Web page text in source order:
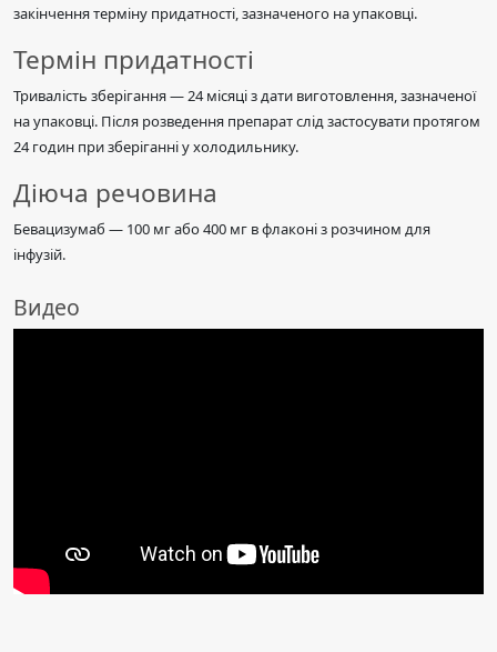
закінчення терміну придатності, зазначеного на упаковці.
Термін придатності
Тривалість зберігання — 24 місяці з дати виготовлення, зазначеної
на упаковці. Після розведення препарат слід застосувати протягом
24 годин при зберіганні у холодильнику.
Діюча речовина
Бевацизумаб — 100 мг або 400 мг в флаконі з розчином для
інфузій.
Видео